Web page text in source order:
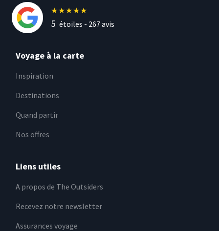
★★★★★
5 étoiles - 267avis
Voyage à la carte
Inspiration
Destinations
Quand partir
Nos offres
Liens utiles
A propos de The Outsiders
Recevez notre newsletter
Assurances voyage